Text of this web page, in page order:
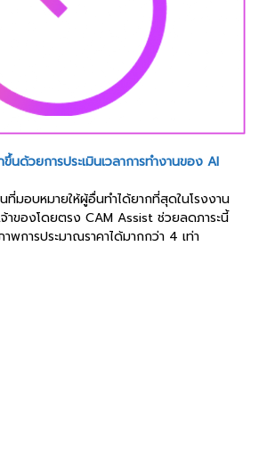
นด้วยการประเมินเวลาการทำงานของ AI
ที่มอบหมายให้ผู้อื่นทำได้ยากที่สุดในโรงงาน
าของโดยตรง CAM Assist ช่วยลดภาระนี้
พการประมาณราคาได้มากกว่า 4 เท่า